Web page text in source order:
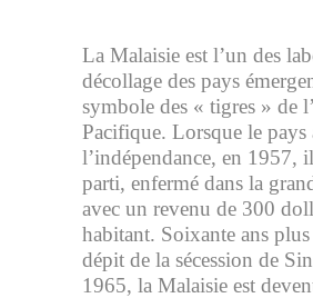
La Malaisie est l’un des
décollage des pays
symbole des « tigres » de
Pacifique. Lorsque le pays
l’indépendance, en 1957,
parti, enfermé dans la
avec un revenu de 300
habitant. Soixante ans plus
dépit de la sécession de
1965, la Malaisie est